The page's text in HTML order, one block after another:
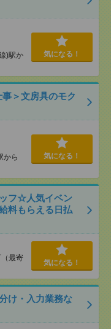
)駅か
気になる！
＞文房具のモク
から
気になる！
フ☆人気イベン
料もらえる日払
最寄
気になる！
け・入力業務な